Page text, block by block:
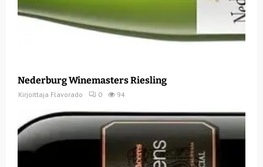
Nederburg Winemasters Riesling
Kirjoittaja Flavorado 0 94